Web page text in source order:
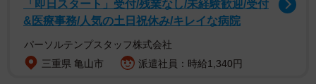
画像）
「即日スタート」受付/残業なし/未経験歓迎/受付
&医療事務/人気の土日祝休み/キレイな病院
パーソルテンプスタッフ株式会社
三重県 亀山市
派遣社員：時給1,340円